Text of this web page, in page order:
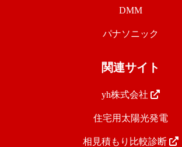
DMM
パナソニック
関連サイト
yh株式会社
住宅用太陽光発電
相見積もり比較診断